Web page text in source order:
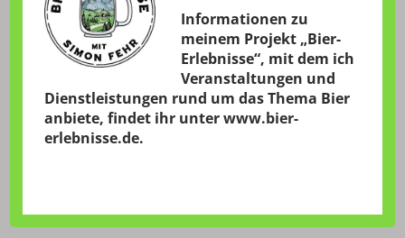
Informationen zu
meinem Projekt „Bier-
Erlebnisse“, mit dem ich
Veranstaltungen und
Dienstleistungen rund um das Thema Bier
anbiete, findet ihr unterwww.bier-
erlebnisse.de.